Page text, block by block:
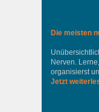
Die meisten
Nerven.
organisierst
Jetzt